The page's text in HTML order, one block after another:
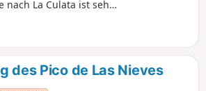
nach La Culata ist sehr
des Pico de Las Nieves